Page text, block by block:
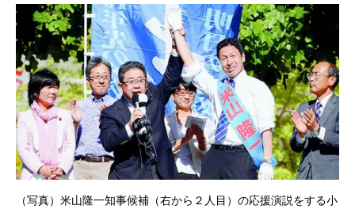
（写真）米山隆一知事候補（右から２人目）の応援演説をする小